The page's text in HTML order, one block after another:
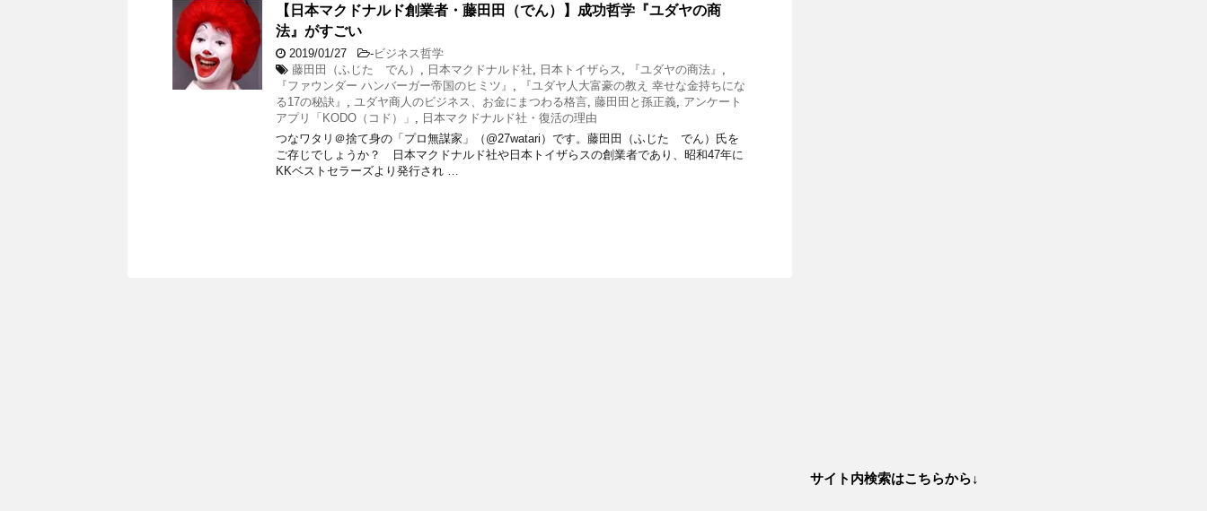
【日本マクドナルド創業者・藤田田（でん）】成功哲学『ユダヤの商
法』がすごい
2019/01/27 -ビジネス哲学
藤田田（ふじた でん） , 日本マクドナルド社, 日本トイザらス , 『ユダヤの商法』 ,
『ファウンダー ハンバーガー帝国のヒミツ』 ,
『ユダヤ人大富豪の教え 幸せな金持ちにな
る17の秘訣』 , ユダヤ商人のビジネス、お金にまつわる格言, 藤田田と孫正義, アンケート
アプリ「KODO（コド）」 , 日本マクドナルド社・復活の理由
つなワタリ＠捨て身の「プロ無謀家」（@27watari）です。藤田田（ふじた でん）氏を
ご存じでしょうか？ 日本マクドナルド社や日本トイザらスの創業者であり、昭和47年に
KKベストセラーズより発行され …
サイト内検索はこちらから↓